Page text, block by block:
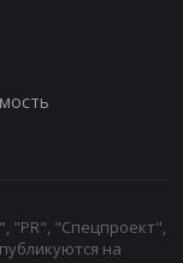
"PR", "Спецпроект",
на